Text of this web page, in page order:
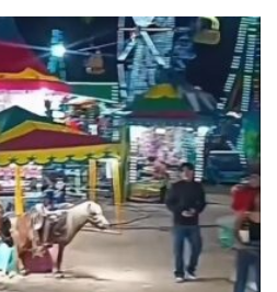
Guevara considera que
de los recursos
legales vigentes.